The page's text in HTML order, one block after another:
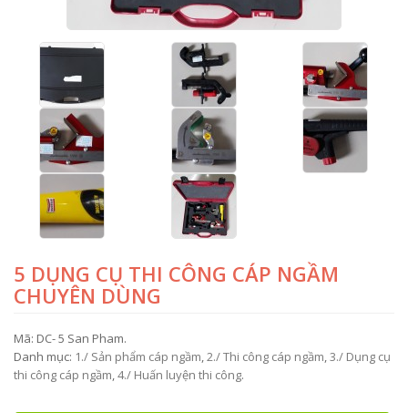
5 DỤNG CỤ THI CÔNG CÁP NGẦM
CHUYÊN DÙNG
Mã: DC- 5 San Pham.
Danh mục: 1./ Sản phẩm cáp ngầm,2./ Thi công cáp ngầm,3./ Dụng cụ
thi công cáp ngầm,4./ Huấn luyện thi công.